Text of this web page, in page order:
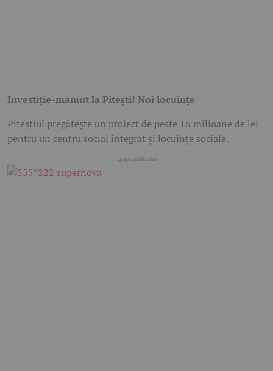
Investiție-mamut la Pitești! Noi locuințe
Piteștiul pregătește un proiect de peste 16 milioane de lei
pentru un centru social integrat și locuințe sociale.